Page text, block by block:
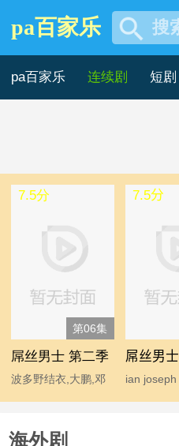
2006年海外
pa百家乐 搜
pa百家乐 连续剧 短剧
第06集
7.5分
屌丝男士 第二季
波多野结衣,大鹏,邓
超,宫睿,韩寒,贾玲,姜
7.5分
屌丝男
ian joseph
海外剧